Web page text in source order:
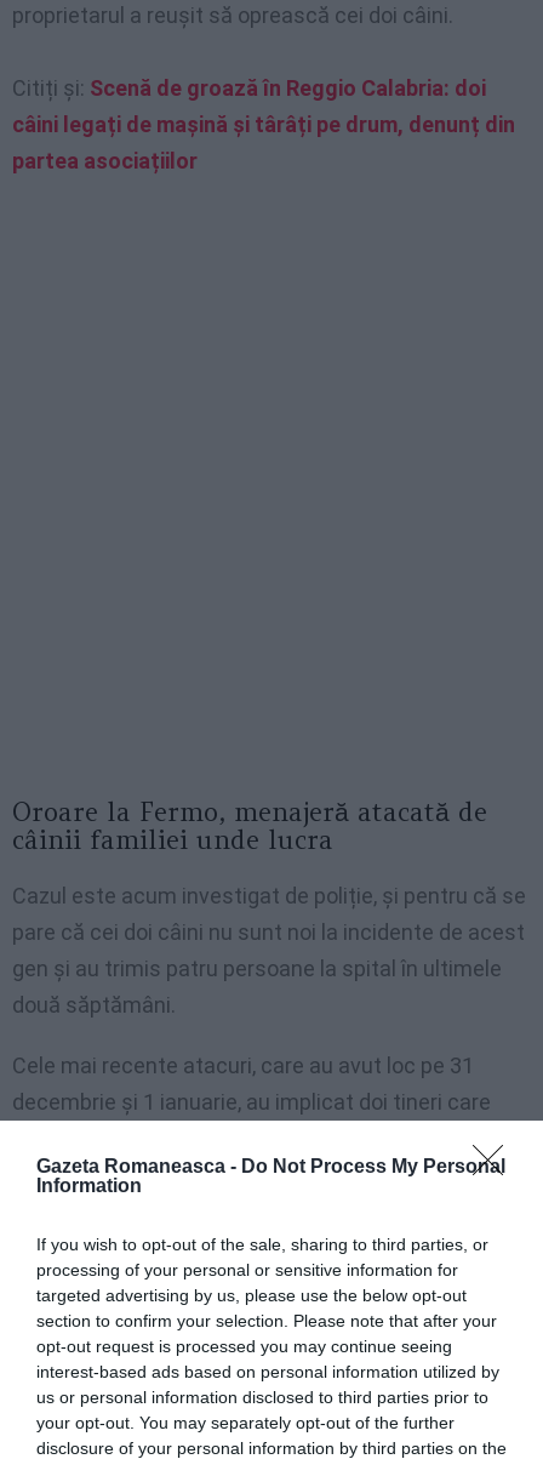
Gazeta Romaneasca - Do Not Process My Personal
Information
If you wish to opt-out of the sale, sharing to third parties, or
processing of your personal or sensitive information for
targeted advertising by us, please use the below opt-out
section to confirm your selection. Please note that after your
opt-out request is processed you may continue seeing
interest-based ads based on personal information utilized by
us or personal information disclosed to third parties prior to
your opt-out. You may separately opt-out of the further
disclosure of your personal information by third parties on the
proprietarul a reușit să oprească cei doi câini.
Citiți și: Scenă de groază în Reggio Calabria: doi
câini legați de mașină și târâți pe drum, denunț din
partea asociațiilor
Oroare la Fermo, menajeră atacată de
câinii familiei unde lucra
Cazul este acum investigat de poliție, și pentru că se
pare că cei doi câini nu sunt noi la incidente de acest
gen și au trimis patru persoane la spital în ultimele
două săptămâni.
Cele mai recente atacuri, care au avut loc pe 31
decembrie și 1 ianuarie, au implicat doi tineri care
fericire pentru ei, nu grav, precum femeia de 51 de ani
spitalul din San Benedetto și apoi la Torrette din
Ancona.
Supusă imediat unei prime operații de amputare a
unui braț, din nefericire, ieri seară târziu, medicii au
fost nevoiți să intervină din nou pentru a-i amputa și
un picior.